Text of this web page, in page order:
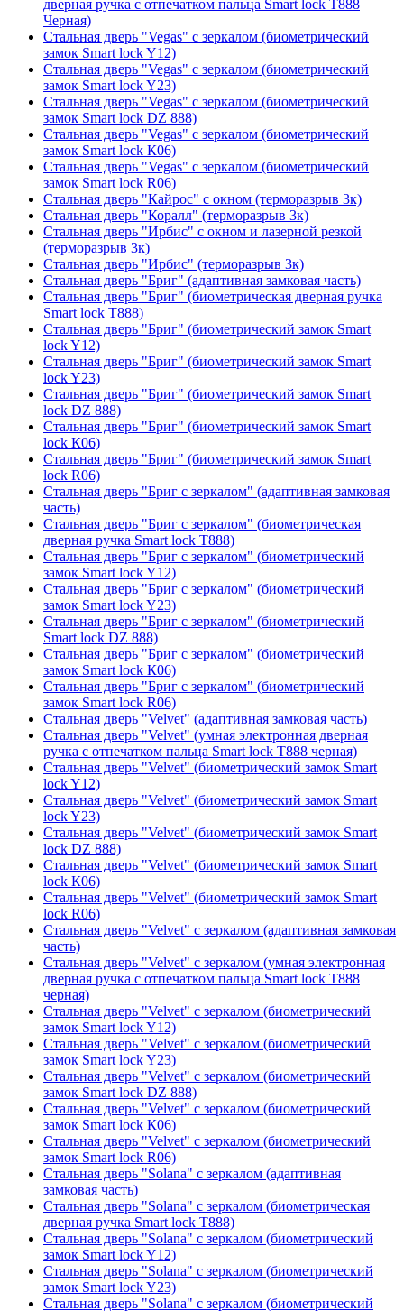
дверная ручка с отпечатком пальца Smart lock T888
Черная)
Стальная дверь "Vegas" с зеркалом (биометрический
замок Smart lock Y12)
Стальная дверь "Vegas" с зеркалом (биометрический
замок Smart lock Y23)
Стальная дверь "Vegas" с зеркалом (биометрический
замок Smart lock DZ 888)
Стальная дверь "Vegas" с зеркалом (биометрический
замок Smart lock К06)
Стальная дверь "Vegas" с зеркалом (биометрический
замок Smart lock R06)
Стальная дверь "Кайрос" с окном (терморазрыв 3к)
Стальная дверь "Коралл" (терморазрыв 3к)
Стальная дверь "Ирбис" с окном и лазерной резкой
(терморазрыв 3к)
Стальная дверь "Ирбис" (терморазрыв 3к)
Стальная дверь "Бриг" (адаптивная замковая часть)
Стальная дверь "Бриг" (биометрическая дверная ручка
Smart lock T888)
Стальная дверь "Бриг" (биометрический замок Smart
lock Y12)
Стальная дверь "Бриг" (биометрический замок Smart
lock Y23)
Стальная дверь "Бриг" (биометрический замок Smart
lock DZ 888)
Стальная дверь "Бриг" (биометрический замок Smart
lock К06)
Стальная дверь "Бриг" (биометрический замок Smart
lock R06)
Стальная дверь "Бриг с зеркалом" (адаптивная замковая
часть)
Стальная дверь "Бриг с зеркалом" (биометрическая
дверная ручка Smart lock T888)
Стальная дверь "Бриг с зеркалом" (биометрический
замок Smart lock Y12)
Стальная дверь "Бриг с зеркалом" (биометрический
замок Smart lock Y23)
Стальная дверь "Бриг с зеркалом" (биометрический
Smart lock DZ 888)
Стальная дверь "Бриг с зеркалом" (биометрический
замок Smart lock К06)
Стальная дверь "Бриг с зеркалом" (биометрический
замок Smart lock R06)
Стальная дверь "Velvet" (адаптивная замковая часть)
Стальная дверь "Velvet" (умная электронная дверная
ручка с отпечатком пальца Smart lock T888 черная)
Стальная дверь "Velvet" (биометрический замок Smart
lock Y12)
Стальная дверь "Velvet" (биометрический замок Smart
lock Y23)
Стальная дверь "Velvet" (биометрический замок Smart
lock DZ 888)
Стальная дверь "Velvet" (биометрический замок Smart
lock К06)
Стальная дверь "Velvet" (биометрический замок Smart
lock R06)
Стальная дверь "Velvet" с зеркалом (адаптивная замковая
часть)
Стальная дверь "Velvet" с зеркалом (умная электронная
дверная ручка с отпечатком пальца Smart lock T888
черная)
Стальная дверь "Velvet" с зеркалом (биометрический
замок Smart lock Y12)
Стальная дверь "Velvet" с зеркалом (биометрический
замок Smart lock Y23)
Стальная дверь "Velvet" с зеркалом (биометрический
замок Smart lock DZ 888)
Стальная дверь "Velvet" с зеркалом (биометрический
замок Smart lock К06)
Стальная дверь "Velvet" с зеркалом (биометрический
замок Smart lock R06)
Стальная дверь "Solana" с зеркалом (адаптивная
замковая часть)
Стальная дверь "Solana" с зеркалом (биометрическая
дверная ручка Smart lock T888)
Стальная дверь "Solana" с зеркалом (биометрический
замок Smart lock Y12)
Стальная дверь "Solana" с зеркалом (биометрический
замок Smart lock Y23)
Стальная дверь "Solana" с зеркалом (биометрический